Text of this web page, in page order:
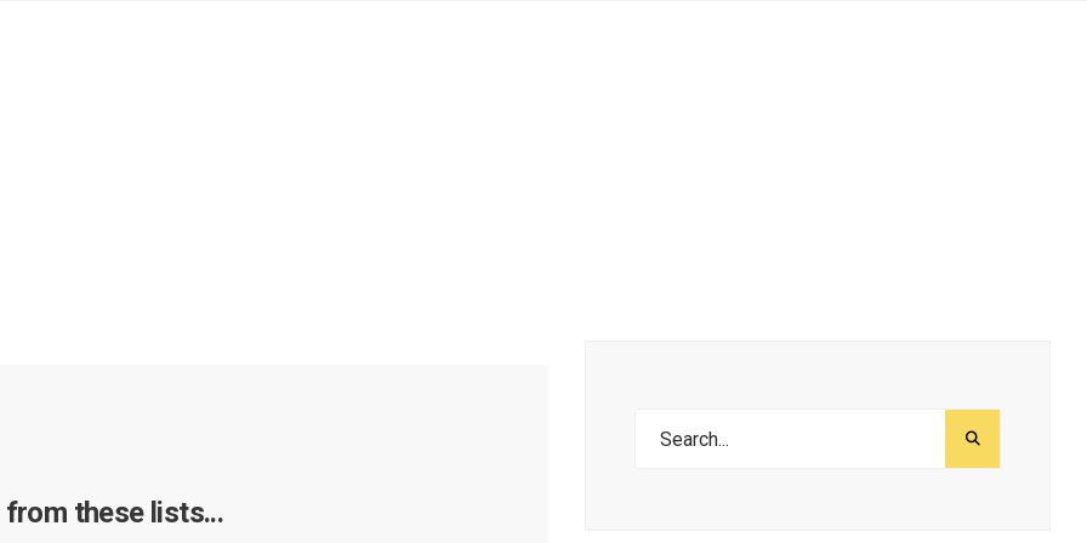
these lists...